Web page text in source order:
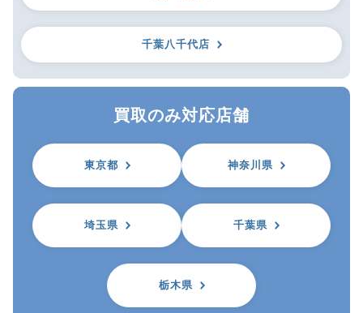
千葉八千代店
買取のみ対応店舗
東京都 神奈川県
埼玉県 千葉県
栃木県